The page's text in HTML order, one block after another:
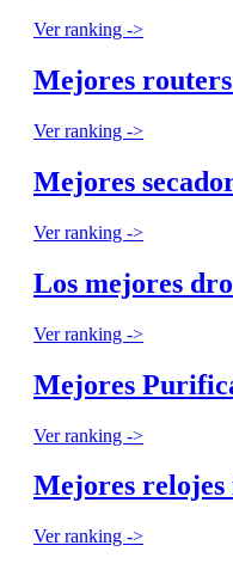
Ver ranking ->
Mejores routers
Ver ranking ->
Mejores
Ver ranking ->
Los mejores
Ver ranking ->
Mejores
Ver ranking ->
Mejores relojes
Ver ranking ->